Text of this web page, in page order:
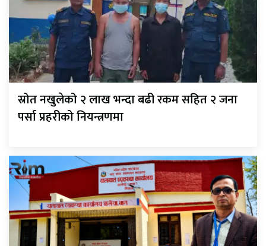
स्रोत नखुलेको २ लाख भन्दा बढी रकम सहित २ जना
पर्सा प्रहरीको नियन्त्रणमा